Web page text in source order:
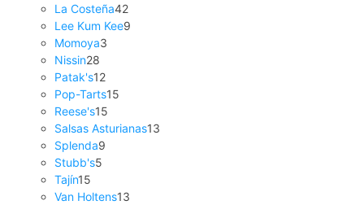
La Costeña42
Lee Kum Kee9
Momoya3
Nissin28
Patak's12
Pop-Tarts15
Reese's15
Salsas Asturianas13
Splenda9
Stubb's5
Tajín15
Van Holtens13